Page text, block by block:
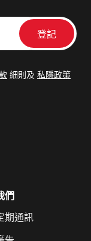
細則及 私隱政策
們
期通訊